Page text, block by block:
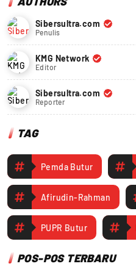
Sibersultra.com
Penulis
KMG Network
Editor
Sibersultra.com
Reporter
TAG
Pemda Butur
Afirudin-Rahman
PUPR Butur
POS-POS TERBARU